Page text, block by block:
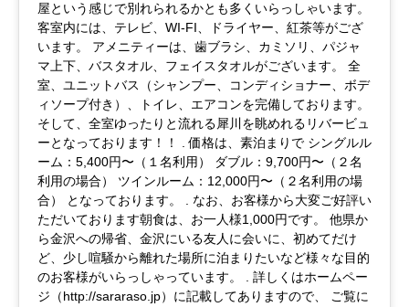
屋という感じで別れられるかとも多くいらっしゃいます。
客室内には、テレビ、WI-FI、ドライヤー、紅茶等がござ
います。 アメニティーは、歯ブラシ、カミソリ、パジャ
マ上下、バスタオル、フェイスタオルがございます。 全
室、ユニットバス（シャンプー、コンディショナー、ボデ
ィソープ付き）、トイレ、エアコンを完備しております。
そして、全室ゆったりと流れる犀川を眺めれるリバービュ
ーとなっております！！ . 価格は、素泊まりで シングルル
ーム：5,400円〜（１名利用） ダブル：9,700円〜（２名
利用の場合） ツインルーム：12,000円〜（２名利用の場
合） となっております。 . なお、お客様から大変ご好評い
ただいております朝食は、お一人様1,000円です。 他県か
ら金沢への帰省、金沢にいる友人に会いに、初めてだけ
ど、少し喧騒から離れた場所に泊まりたいなど様々な目的
のお客様がいらっしゃっています。 . 詳しくはホームペー
ジ（http://sararaso.jp）に記載してありますので、 ご覧に